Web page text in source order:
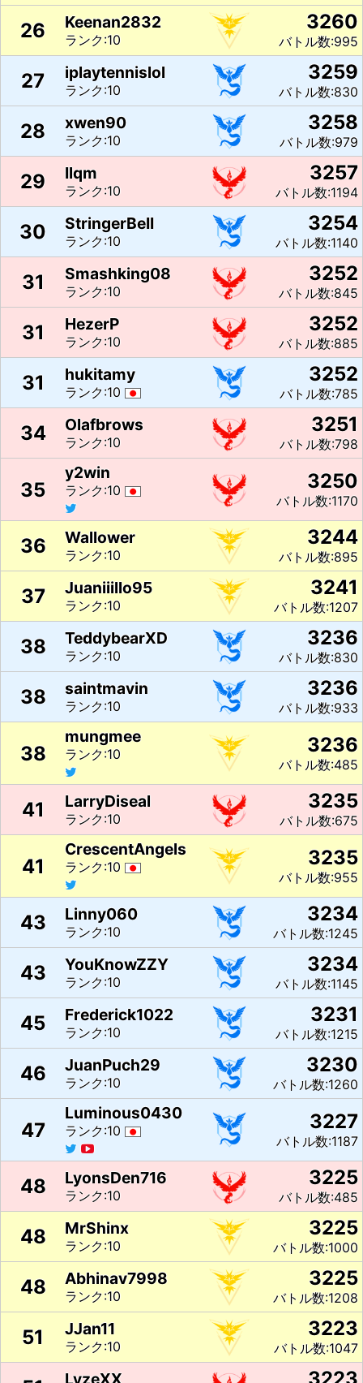
26 Keenan2832
ランク:10
3260
バトル数:995
27 iplaytennislol
ランク:10
3259
バトル数:830
28 xwen90
ランク:10
3258
バトル数:979
29 Ilqm
ランク:10
3257
バトル数:1194
30 StringerBeII
ランク:10
3254
バトル数:1140
31 Smashking08
ランク:10
3252
バトル数:845
31 HezerP
ランク:10
3252
バトル数:885
31 hukitamy
ランク:10
3252
バトル数:785
34 Olafbrows
ランク:10
3251
バトル数:798
35
y2win
ランク:10 3250
バトル数:1170
36 Wallower
ランク:10
3244
バトル数:895
37 Juaniiillo95
ランク:10
3241
バトル数:1207
38 TeddybearXD
ランク:10
3236
バトル数:830
38 saintmavin
ランク:10
3236
バトル数:933
38
mungmee
ランク:10 3236
バトル数:485
41 LarryDiseal
ランク:10
3235
バトル数:675
41
CrescentAngels
ランク:10 3235
バトル数:955
43 Linny060
ランク:10
3234
バトル数:1245
43 YouKnowZZY
ランク:10
3234
バトル数:1145
45 Frederick1022
ランク:10
3231
バトル数:1215
46 JuanPuch29
ランク:10
3230
バトル数:1260
47
Luminous0430
ランク:10 3227
バトル数:1187
48 LyonsDen716
ランク:10
3225
バトル数:485
48 MrShinx
ランク:10
3225
バトル数:1000
48 Abhinav7998
ランク:10
3225
バトル数:1208
51 JJan11
ランク:10
3223
バトル数:1047
LyzeXX